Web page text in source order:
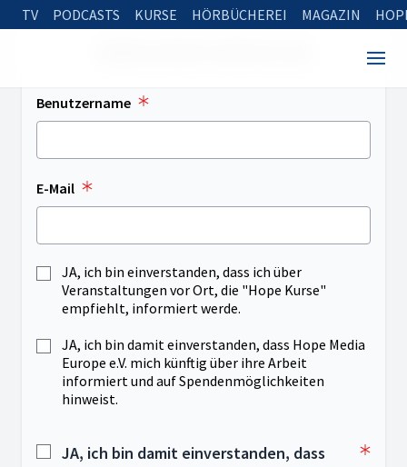
TV PODCASTS KURSE HÖRBÜCHEREI MAGAZIN
Benutzername
E-Mail
JA, ich bin einverstanden, dass ich über
Veranstaltungen vor Ort, die "Hope Kurse"
empfiehlt, informiert werde.
JA, ich bin damit einverstanden, dass Hope Media
Europe e.V. mich künftig über ihre Arbeit
informiert und auf Spendenmöglichkeiten
hinweist.
JA, ich bin damit einverstanden, dass